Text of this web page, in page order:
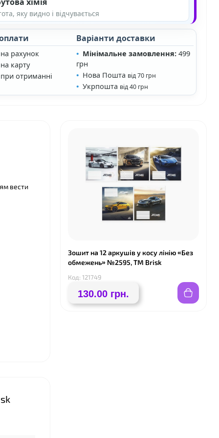
яку видно і відчувається
рахунок
карту
отриманні
Варіанти доставки
Мінімальне замовлення:499
грн
Нова Пошта від 70 грн
Укрпошта від 40 грн
вести
Зошит на 12 аркушів у косу лінію «Без
обмежень» №2595, ТМ Brisk
Код: 121749
130.00 грн.